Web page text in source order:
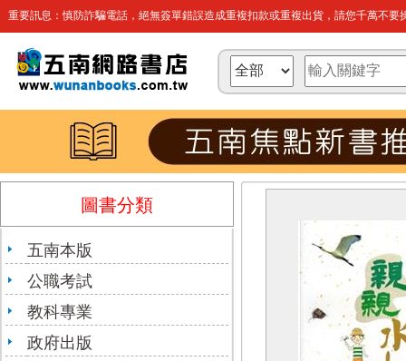
重要訊息：慎防詐騙電話，絕無簽單錯誤造成重複扣款或重複出貨，請您千萬不要
圖書分類
五南本版
公職考試
教科專業
政府出版